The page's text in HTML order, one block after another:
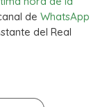
de WhatsApp
del Real